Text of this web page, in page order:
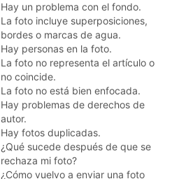
Hay un problema con el fondo.
La foto incluye superposiciones,
bordes o marcas de agua.
Hay personas en la foto.
La foto no representa el artículo o
no coincide.
La foto no está bien enfocada.
Hay problemas de derechos de
autor.
Hay fotos duplicadas.
¿Qué sucede después de que se
rechaza mi foto?
¿Cómo vuelvo a enviar una foto